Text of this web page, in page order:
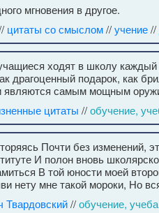
мгновения в другое.
цитаты со смыслом//учение//
ходят в школу
драгоценный подарок, как
являются самым мощным
цитаты //обучение,
Почти без изменений,
И полон вновь
В той юности моей
нету мне такой мороки, Но
Твардовский//обучение, учеба